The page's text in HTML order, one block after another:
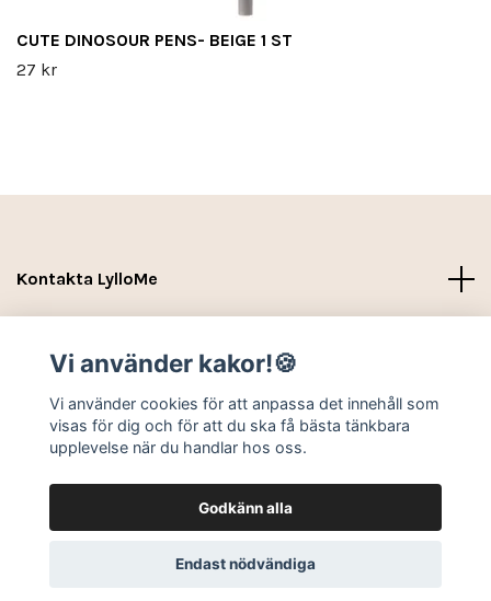
CUTE DINOSOUR PENS- BEIGE 1 ST
27 kr
Kontakta LylloMe
Sociala medier
© 2026 LylloMe
Vi använder kakor!🍪
Vi använder cookies för att anpassa det innehåll som
visas för dig och för att du ska få bästa tänkbara
upplevelse när du handlar hos oss.
Godkänn alla
Endast nödvändiga